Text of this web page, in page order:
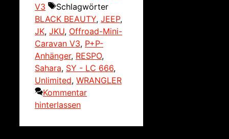
V3
Schlagwörter
BLACK BEAUTY, JEEP,
JK, JKU, Offroad-Mini-
Caravan V3, P+P-
Anhänger, RESPO,
Sahara, SY - LC 666,
Unlimited, WRANGLER
Kommentar
hinterlassen